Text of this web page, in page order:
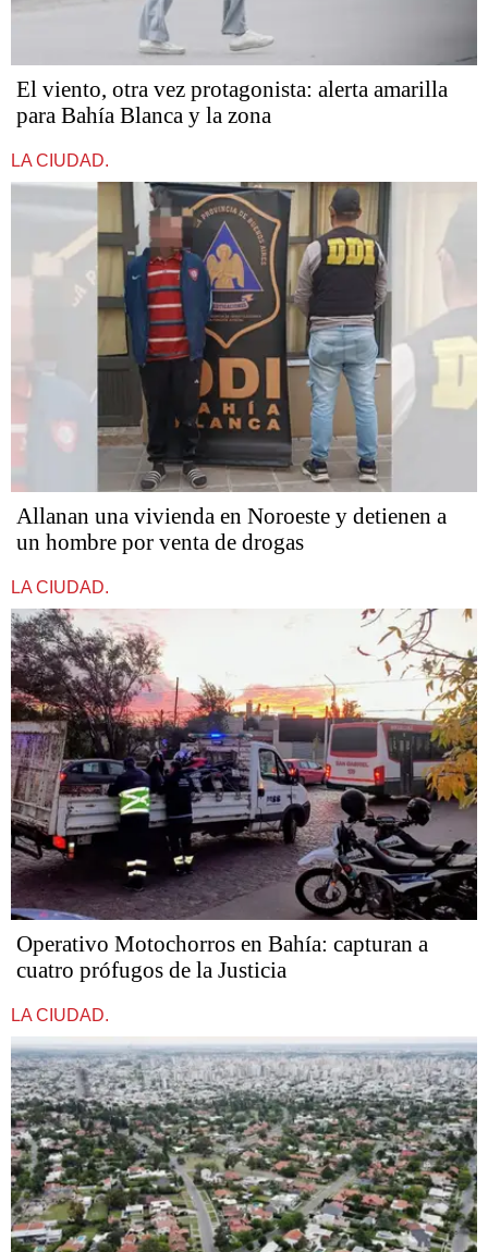
El viento, otra vez protagonista: alerta amarilla
para Bahía Blanca y la zona
LA CIUDAD.
Allanan una vivienda en Noroeste y detienen a
un hombre por venta de drogas
LA CIUDAD.
Operativo Motochorros en Bahía: capturan a
cuatro prófugos de la Justicia
LA CIUDAD.